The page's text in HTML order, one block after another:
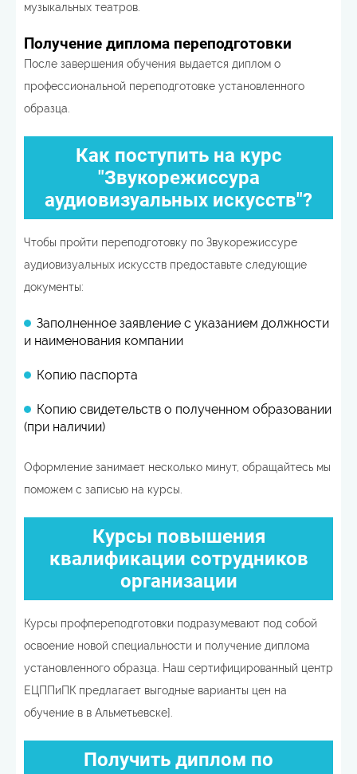
музыкальных театров.
Получение диплома переподготовки
После завершения обучения выдается диплом о
профессиональной переподготовке установленного
образца.
Как поступить на курс
"Звукорежиссура
аудиовизуальных искусств"?
Чтобы пройти переподготовку по Звукорежиссуре
аудиовизуальных искусств предоставьте следующие
документы:
Заполненное заявление с указанием должности
и наименования компании
Копию паспорта
Копию свидетельств о полученном образовании
(при наличии)
Оформление занимает несколько минут, обращайтесь мы
поможем с записью на курсы.
Курсы повышения
квалификации сотрудников
организации
Курсы профпереподготовки подразумевают под собой
освоение новой специальности и получение диплома
установленного образца. Наш сертифицированный центр
ЕЦППиПК предлагает выгодные варианты цен на
обучение в в Альметьевске].
Получить диплом по